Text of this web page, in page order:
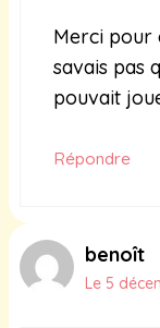
Merci pour
savais pas
pouvait
Répondre
benoît
Le 5